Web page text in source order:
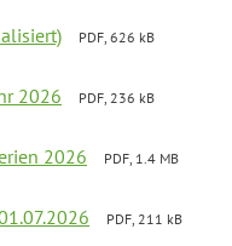
PDF, 626 kB
2026
PDF, 236 kB
2026
PDF, 1.4 MB
PDF, 211 kB